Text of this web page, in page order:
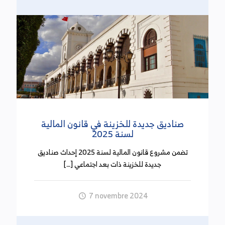
ما قدره 1,568مليون دينار دون تسجيل أية
دفوعات. وكانت الموارد المحققة لهذا الحساب قد
بلغت في نهاية سنة 2022 ما قدره 2,626مليون دينار
دون تسجيل أية دفوعات.
التخلي رسميا عن تجريم تداول المبالغ المالية النقدية
التي تساوي أو تفوق 5ألاف دينار
صدر بالرائد الرسمي عدد 126 ليوم الثلاثاء 14 أكتوبر
2024 المرسوم عدد 3 لسنة 2024 الذي يلغي الفصل 16
من القانون عدد 54 لسنة 2024 والمتعلق بحجز المبالغ
النقدية التي تساوي أو تفوق 5 آلاف دينار والتي لم يقع
صناديق جديدة للخزينة في قانون المالية
لسنة 2025
تضمن مشروع قانون المالية لسنة 2025 إحداث صناديق
جديدة للخزينة ذات بعد اجتماعي […]
7 novembre 2024